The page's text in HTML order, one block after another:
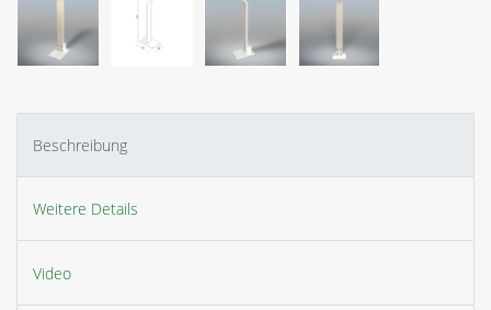
Beschreibung
Weitere Details
Video